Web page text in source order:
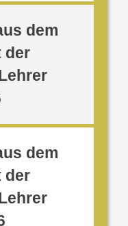
dem
der
dem
der